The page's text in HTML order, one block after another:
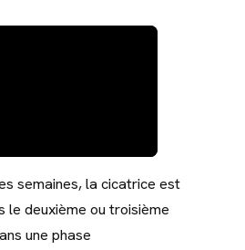
semaines, la cicatrice est
le deuxième ou troisième
une phase